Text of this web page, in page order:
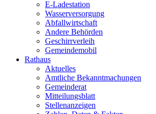
E-Ladestation
Wasserversorgung
Abfallwirtschaft
Andere Behörden
Geschirrverleih
Gemeindemobil
Rathaus
Aktuelles
Amtliche Bekanntmachungen
Gemeinderat
Mitteilungsblatt
Stellenanzeigen